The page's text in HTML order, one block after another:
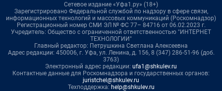
Сетевое издание «Уфа1.ру» (18+)
Зарегистрировано Федеральной службой по надзору в сфере связи,
информационных технологий и массовых коммуникаций (Роскомнадзор)
Регистрационный номер СМИ ЭЛ № ФС 77– 84716 от 06.02.2023 г.
Учредитель: Общество с ограниченной ответственностью "ИНТЕРНЕТ
ТЕХНОЛОГИИ"
Главный редактор: Петрушкина Светлана Алексеевна
Адрес редакции: 450006, г. Уфа, ул. Ленина, д. 156, 8 (347) 286-51-96 (доб.
3763)
Электронный адрес редакции: ufa1@shkulev.ru
Контактные данные для Роскомнадзора и государственных органов:
juristchel@shkulev.ru
Техподдержка: help@shkulev.ru